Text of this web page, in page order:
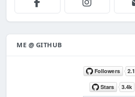
ME @ GITHUB